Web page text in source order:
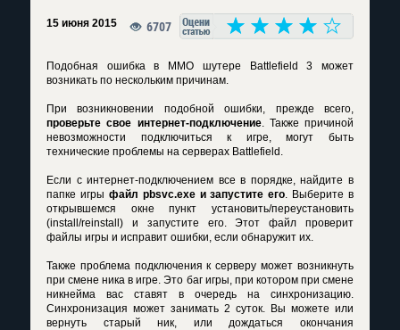
15 июня 2015 6707
Подобная ошибка в MMO шутере Battlefield 3 может
возникать по нескольким причинам.
При возникновении подобной ошибки, прежде всего,
проверьте свое интернет-подключение. Также причиной
невозможности подключиться к игре, могут быть
технические проблемы на серверах Battlefield.
Если с интернет-подключением все в порядке, найдите в
папке игры файл pbsvc.exe и запустите его. Выберите в
открывшемся окне пункт установить/переустановить
(install/reinstall) и запустите его. Этот файл проверит
файлы игры и исправит ошибки, если обнаружит их.
Также проблема подключения к серверу может возникнуть
при смене ника в игре. Это баг игры, при котором при смене
никнейма вас ставят в очередь на синхронизацию.
Синхронизация может занимать 2 суток. Вы можете или
вернуть старый ник, или дождаться окончания